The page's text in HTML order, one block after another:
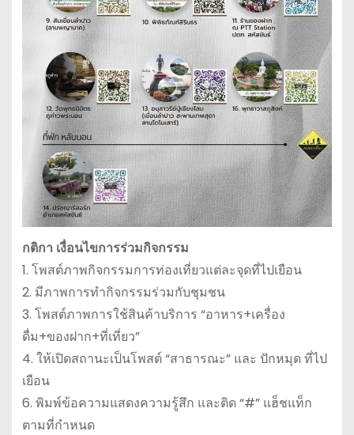
กติกา เงื่อนไขการร่วมกิจกรรม
1. โพสต์ภาพกิจกรรมการท่องเที่ยวแต่ละจุดที่ไปเยือน
2. มีภาพการทำกิจกรรมร่วมกับชุมชน
3. โพสต์ภาพการใช้สินค้าบริการ “อาหาร+เครื่อง
ดื่ม+ของฝาก+ที่เที่ยว”
4. ให้เปิดสถานะเป็นโพสต์ “สาธารณะ” และ ปักหมุด ที่ไป
เยือน
6. พิมพ์ข้อความแสดงความรู้สึก และติด “#” แฮ็ชแท็ก
ตามที่กำหนด